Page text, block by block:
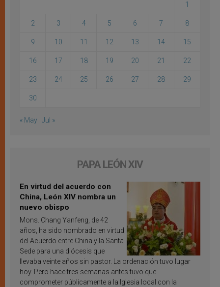
1
2 3 4 5 6 7 8
9 10 11 12 13 14 15
16 17 18 19 20 21 22
23 24 25 26 27 28 29
30
« May Jul »
PAPA LEÓN XIV
En virtud del acuerdo con
China, León XIV nombra un
nuevo obispo
Mons. Chang Yanfeng, de 42
años, ha sido nombrado en virtud
del Acuerdo entre China y la Santa
Sede para una diócesis que
llevaba veinte años sin pastor. La ordenación tuvo lugar
hoy. Pero hace tres semanas antes tuvo que
comprometer públicamente a la Iglesia local con la